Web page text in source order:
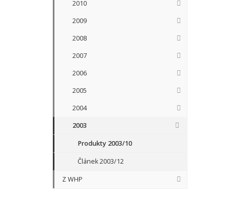
2010
2009
2008
2007
2006
2005
2004
2003
Produkty 2003/10
Článek 2003/12
Z WHP